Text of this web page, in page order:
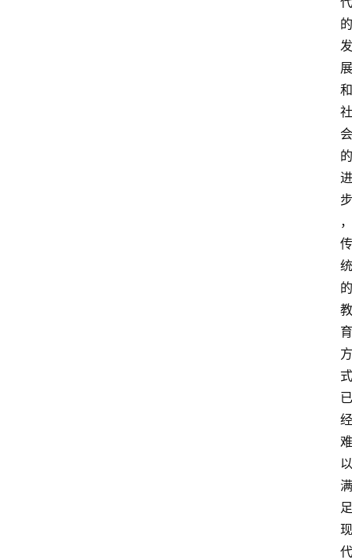
的
发
展
和
社
会
的
进
步
，
传
统
的
教
育
方
式
已
经
难
以
满
足
现
代